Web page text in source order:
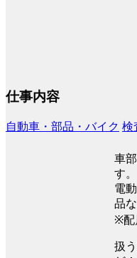
仕事内容
自動車・部品・バイク 検
車
す。
電
品
※配
扱